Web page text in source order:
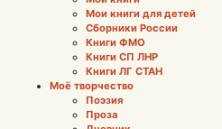
Мои книги для детей
Сборники России
Книги ФМО
Книги СП ЛНР
Книги ЛГ СТАН
Моё творчество
Поэзия
Проза